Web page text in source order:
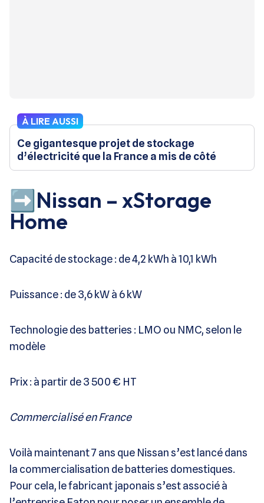
À LIRE AUSSI
Ce gigantesque projet de stockage
d’électricité que la France a mis de côté
➡️Nissan – xStorage
Home
Capacité de stockage : de 4,2 kWh à 10,1 kWh
Puissance : de 3,6 kW à 6 kW
Technologie des batteries : LMO ou NMC, selon le
modèle
Prix : à partir de 3 500 € HT
Commercialisé en France
Voilà maintenant 7 ans que Nissan s’est lancé dans
la commercialisation de batteries domestiques.
Pour cela, le fabricant japonais s’est associé à